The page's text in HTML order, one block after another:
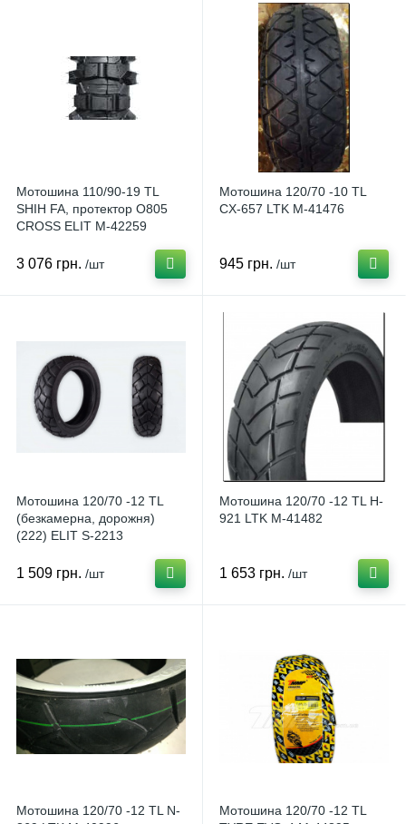
Мотошина 110/90-19 TL
SHIH FA, протектор O805
CROSS ELIT M-42259
3 076 грн. /шт
Мотошина 120/70 -10 TL
CX-657 LTK M-41476
945 грн. /шт
Мотошина 120/70 -12 TL
(безкамерна, дорожня)
(222) ELIT S-2213
1 509 грн. /шт
Мотошина 120/70 -12 TL H-
921 LTK M-41482
1 653 грн. /шт
Мотошина 120/70 -12 TL N-
Мотошина 120/70 -12 TL